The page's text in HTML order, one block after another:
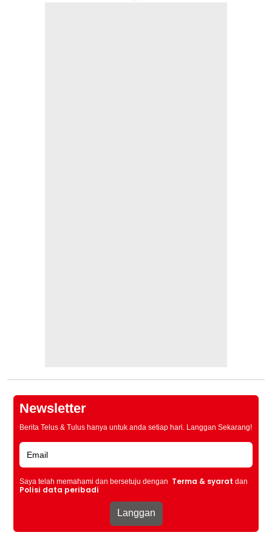
Newsletter
Berita Telus & Tulus hanya untuk anda setiap hari. Langgan Sekarang!
Saya telah memahami dan bersetuju dengan Terma & syarat dan
Polisi data peribadi